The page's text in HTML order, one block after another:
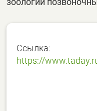
Ссылка:
https://